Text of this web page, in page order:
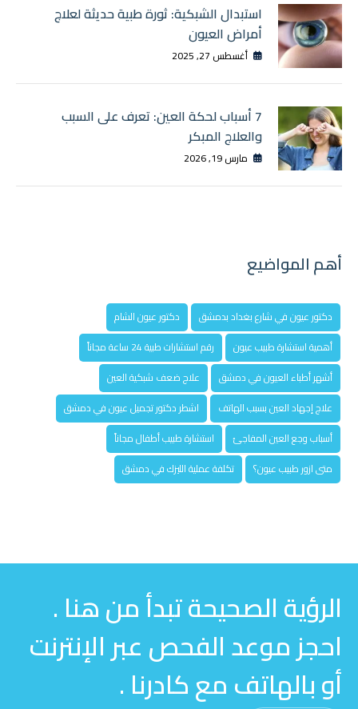
استبدال الشبكية: ثورة طبية حديثة لعلاج
أمراض العيون
أغسطس 27, 2025
7 أسباب لحكة العين: تعرف على السبب
والعلاج المبكر
مارس 19, 2026
أهم المواضيع
دكتور عيون في شارع بغداد بدمشق
دكتور عيون الشام
أهمية استشارة طبيب عيون
رقم استشارات طبية 24 ساعة مجاناً
أشهر أطباء العيون في دمشق
علاج ضعف شبكية العين
علاج إجهاد العين بسبب الهاتف
اشطر دكتور تجميل عيون في دمشق
أسباب وجع العين المفاجئ
استشارة طبيب أطفال مجاناً
متى ازور طبيب عيون؟
تكلفة عملية الليزك في دمشق
الرؤية الصحيحة تبدأ من هنا .
احجز موعد الفحص عبر الإنترنت
أو بالهاتف مع كادرنا .